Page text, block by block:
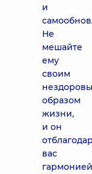
и
Не
мешайте
ему
своим
образом
жизни,
и он
вас
гармонией